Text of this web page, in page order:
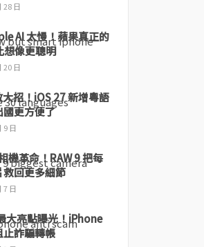
28 日
AI 太慢！蘋果真正的
想像更聰明
20 日
招！iOS 27 新增粵語
國更方便了
9 日
機革命！RAW 9 把每
救回更多細節
7 日
大亮點曝光！iPhone
止詐騙轉帳